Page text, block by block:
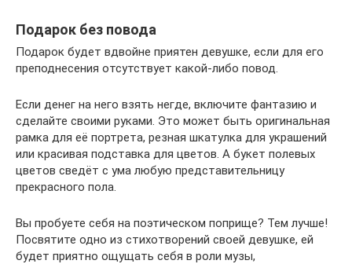
Подарок без повода
Подарок будет вдвойне приятен девушке, если для его
преподнесения отсутствует какой-либо повод.
Если денег на него взять негде, включите фантазию и
сделайте своими руками. Это может быть оригинальная
рамка для её портрета, резная шкатулка для украшений
или красивая подставка для цветов. А букет полевых
цветов сведёт с ума любую представительницу
прекрасного пола.
Вы пробуете себя на поэтическом поприще? Тем лучше!
Посвятите одно из стихотворений своей девушке, ей
будет приятно ощущать себя в роли музы,